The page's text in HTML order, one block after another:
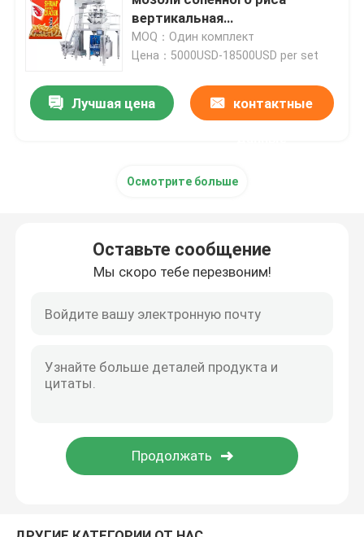
машина для наполнения порошком
Машина упаковки закуски
Автоматическая машина завалки бутылки
вертикальная
многофункциональная
MOQ：Один комплект
Цена：5000USD-18500USD per set
Лучшая цена контактные
Осмотрите больше
Оставьте сообщение
Мы скоро тебе перезвоним!